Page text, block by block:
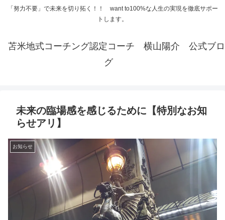
「努力不要」で未来を切り拓く！！ want to100%な人生の実現を徹底サポー
トします。
苫米地式コーチング認定コーチ 横山陽介 公式ブロ
グ
未来の臨場感を感じるために【特別なお知
らせアリ】
お知らせ